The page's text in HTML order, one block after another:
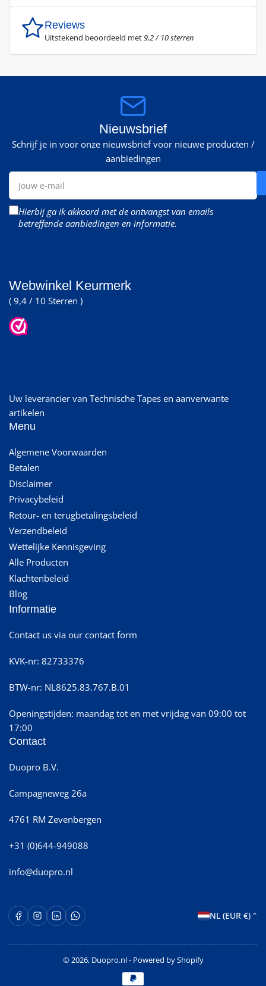
Reviews
Uitstekend beoordeeld met9,2 / 10 sterren
Nieuwsbrief
Schrijf je in voor onze nieuwsbrief voor nieuwe producten /
aanbiedingen
Jouw
mail
Hierbij ga ik akkoord met de ontvangst van emails
betreffende aanbiedingen en informatie.
Webwinkel Keurmerk
( 9,4 / 10 Sterren )
Uw leverancier van Technische Tapes en aanverwante
artikelen
Menu
Algemene Voorwaarden
Betalen
Disclaimer
Privacybeleid
Retour- en terugbetalingsbeleid
Verzendbeleid
Wettelijke Kennisgeving
Alle Producten
Klachtenbeleid
Blog
Informatie
Contact us via our contact form
KVK-nr: 82733376
BTW-nr: NL8625.83.767.B.01
Openingstijden: maandag tot en met vrijdag van 09:00 tot
17:00
Contact
Duopro B.V.
Campagneweg 26a
4761 RM Zevenbergen
+31 (0)644-949088
info@duopro.nl
FacebookInstagram
LinkedInWhatsApp Opent in een nieuw venster.
L
n
d
NL (EUR €)
© 2026, Duopro.nl- Powered by Shopify
Betaalmethoden